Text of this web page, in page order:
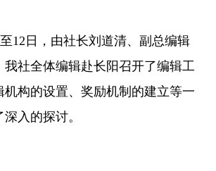
12日，由社长刘道清、副总编辑
我社全体编辑赴长阳召开了编辑工
机构的设置、奖励机制的建立等一
入的探讨。